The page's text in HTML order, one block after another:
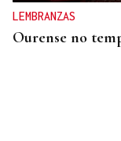
LEMBRANZAS
Ourense no